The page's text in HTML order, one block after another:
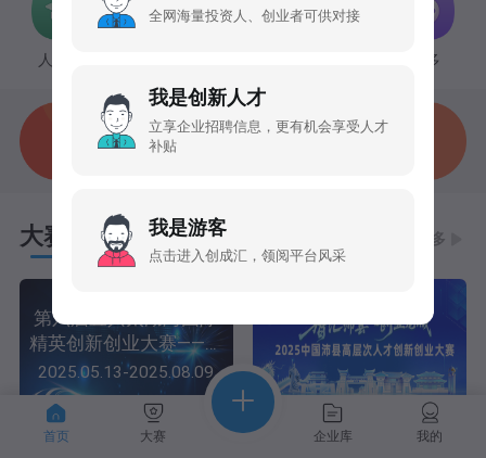
人才库 更多
大赛 路演活动 更多
第六届宜兴太湖湾国际
精英创新创业大赛——人
工智能赋予智能制造产
业赛（深圳）
2025.05.13-2025.08.09
第六届宜兴太湖湾国际 “智汇沛县创业龙城”202
全网海量投资人、创业者可供对接
我是创新人才
立享企业招聘信息，更有机会享受人才
补贴
我是游客
点击进入创成汇，领阅平台风采
首页 大赛 企业库 我的